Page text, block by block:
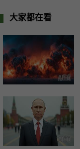
大家都在看